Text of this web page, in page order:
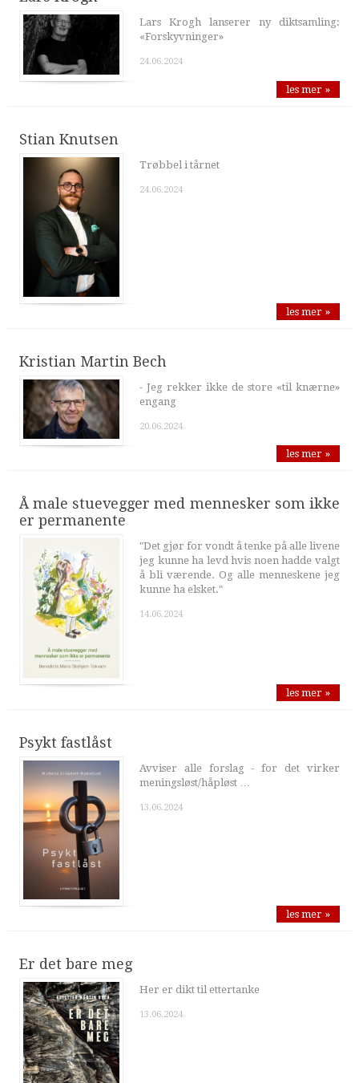
Lars Krogh lanserer ny diktsamling:
«Forskyvninger»
24.06.2024
les mer »
Stian Knutsen
Trøbbel i tårnet
24.06.2024
les mer »
Kristian Martin Bech
- Jeg rekker ikke de store «til knærne»
engang
20.06.2024
les mer »
Å male stuevegger med mennesker som ikke
er permanente
"Det gjør for vondt å tenke på alle livene
jeg kunne ha levd hvis noen hadde valgt
å bli værende. Og alle menneskene jeg
kunne ha elsket."
14.06.2024
les mer »
Psykt fastlåst
Avviser alle forslag - for det virker
meningsløst/håpløst …
13.06.2024
les mer »
Er det bare meg
Her er dikt til ettertanke
13.06.2024